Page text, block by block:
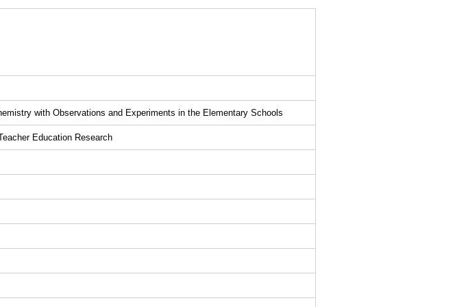
with Observations and Experiments in the Elementary Schools
Education Research